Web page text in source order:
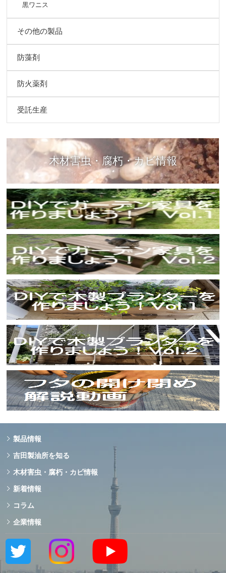
黒ワニス
その他の製品
防藻剤
防火薬剤
受託生産
木材害虫・腐朽・カビ情報
製品情報
吉田製油所を知る
木材害虫・腐朽・カビ情報
新着情報
コラム
企業情報